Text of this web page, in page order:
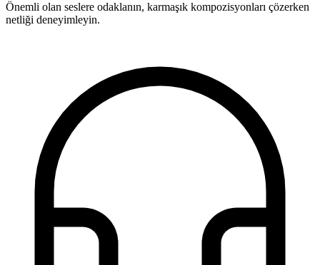
Önemli olan seslere odaklanın, karmaşık kompozisyonları çözerken
netliği deneyimleyin.